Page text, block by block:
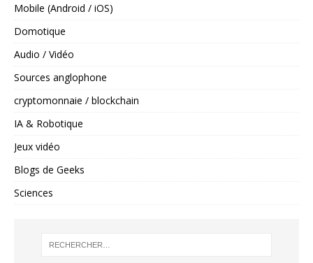
Mobile (Android / iOS)
Domotique
Audio / Vidéo
Sources anglophone
cryptomonnaie / blockchain
IA & Robotique
Jeux vidéo
Blogs de Geeks
Sciences